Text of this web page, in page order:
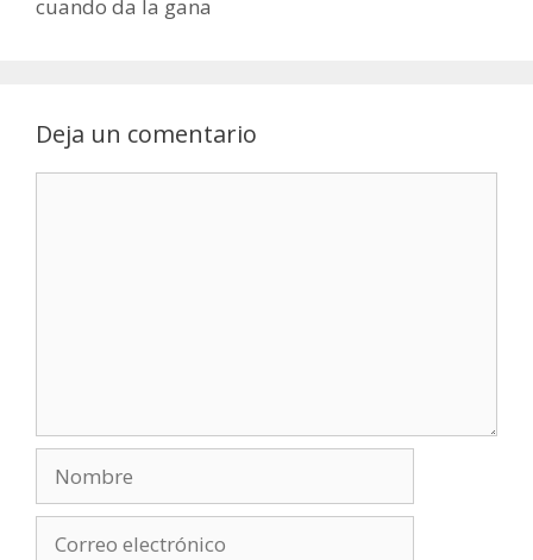
cuando da la gana
Deja un comentario